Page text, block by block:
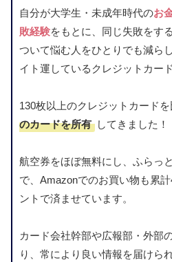
自分が大学生・未成年時代のお
敗経験をもとに、同じ失敗をす
ついて悩む人をひとりでも減ら
イト運しているクレジットカー
130枚以上のクレジットカードを
のカードを所有 してきました！
航空券をほぼ無料にし、ふらっ
で、Amazonでのお買い物も累
ントで済ませています。
カード会社幹部や広報部・外部
り、常により良い情報を届けら